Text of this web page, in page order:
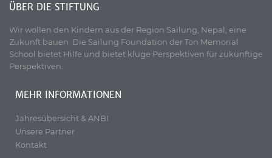
ÜBER DIE STIFTUNG
Wir wollen den Kindern aus der Region Sailung, Nepal, eine
Zukunft bauen. Die Sailung Foundation der Ton Memorial
School bietet Hilfe und bietet kluge Perspektiven für zukünftige
Perspektiven.
MEHR INFORMATIONEN
Jahresübersicht & ANBI
Unsere Partner
Kontakt